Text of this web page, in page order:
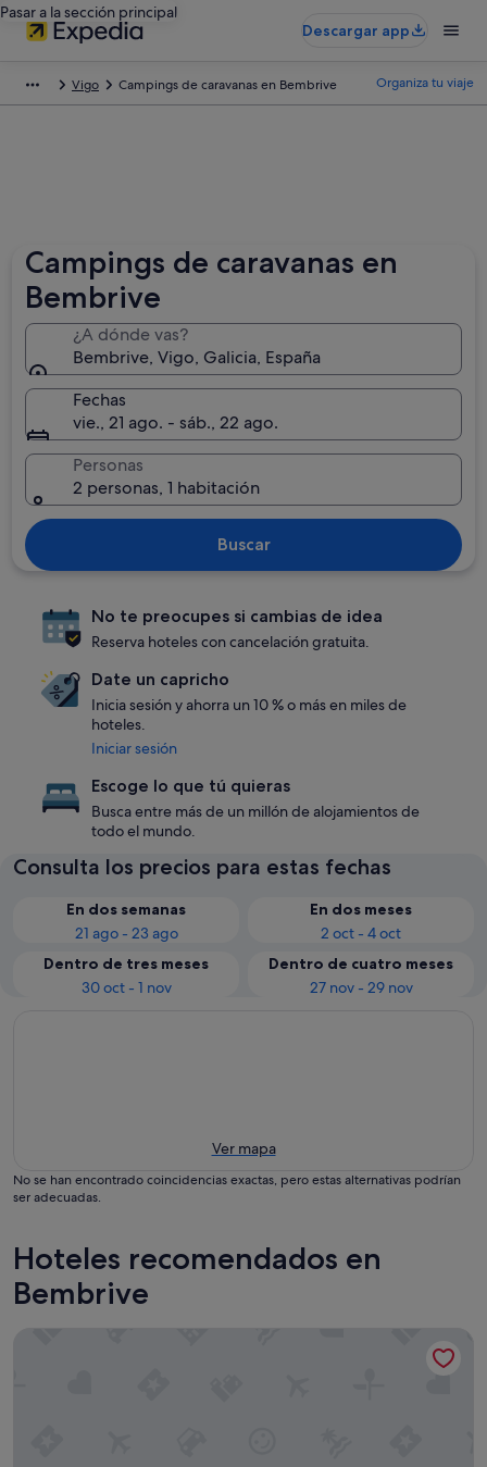
Pasar a la sección principal
Descargar app
Vigo Campings de caravanas en Bembrive Organiza tu viaje
Campings de caravanas en
Bembrive
¿A dónde vas?
Bembrive, Vigo, Galicia, España
Fechas
vie., 21 ago. - sáb., 22 ago.
Personas
2 personas, 1 habitación
Buscar
No te preocupes si cambias de idea
Reserva hoteles con cancelación gratuita.
Date un capricho
Inicia sesión y ahorra un 10 % o más en miles de
hoteles.
Iniciar sesión
Escoge lo que tú quieras
Busca entre más de un millón de alojamientos de
todo el mundo.
Consulta los precios para estas fechas
En dos semanas
21 ago - 23 ago
En dos meses
2 oct - 4 oct
Dentro de tres meses
30 oct - 1 nov
Dentro de cuatro meses
27 nov - 29 nov
Ver mapa
No se han encontrado coincidencias exactas, pero estas alternativas podrían
ser adecuadas.
Hoteles recomendados en
Bembrive